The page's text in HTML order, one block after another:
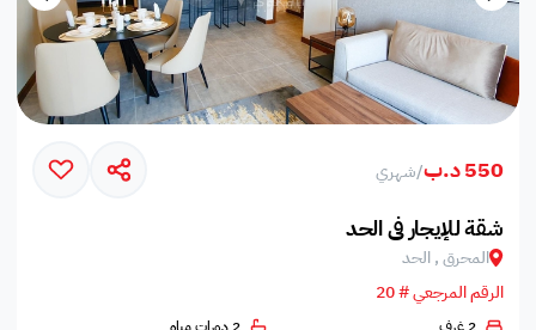
550 د.ب /شهري
شقة للإيجار في الحد
المحرق , الحد
الرقم المرجعي # 20